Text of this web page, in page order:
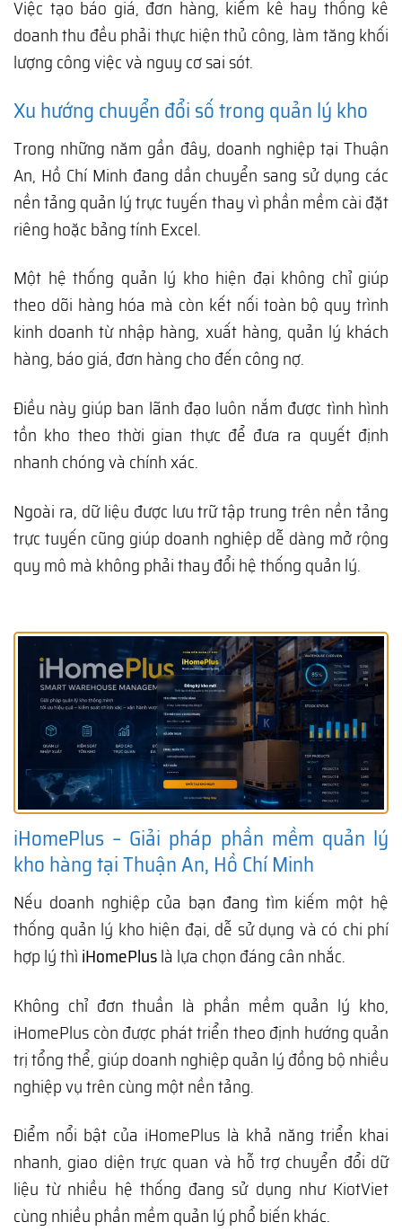
Việc tạo báo giá, đơn hàng, kiểm kê hay thống kê
doanh thu đều phải thực hiện thủ công, làm tăng khối
lượng công việc và nguy cơ sai sót.
Xu hướng chuyển đổi số trong quản lý kho
Trong những năm gần đây, doanh nghiệp tại Thuận
An, Hồ Chí Minh đang dần chuyển sang sử dụng các
nền tảng quản lý trực tuyến thay vì phần mềm cài đặt
riêng hoặc bảng tính Excel.
Một hệ thống quản lý kho hiện đại không chỉ giúp
theo dõi hàng hóa mà còn kết nối toàn bộ quy trình
kinh doanh từ nhập hàng, xuất hàng, quản lý khách
hàng, báo giá, đơn hàng cho đến công nợ.
Điều này giúp ban lãnh đạo luôn nắm được tình hình
tồn kho theo thời gian thực để đưa ra quyết định
nhanh chóng và chính xác.
Ngoài ra, dữ liệu được lưu trữ tập trung trên nền tảng
trực tuyến cũng giúp doanh nghiệp dễ dàng mở rộng
quy mô mà không phải thay đổi hệ thống quản lý.
iHomePlus – Giải pháp phần mềm quản lý
kho hàng tại Thuận An, Hồ Chí Minh
Nếu doanh nghiệp của bạn đang tìm kiếm một hệ
thống quản lý kho hiện đại, dễ sử dụng và có chi phí
hợp lý thì iHomePluslà lựa chọn đáng cân nhắc.
Không chỉ đơn thuần là phần mềm quản lý kho,
iHomePlus còn được phát triển theo định hướng quản
trị tổng thể, giúp doanh nghiệp quản lý đồng bộ nhiều
nghiệp vụ trên cùng một nền tảng.
Điểm nổi bật của iHomePlus là khả năng triển khai
nhanh, giao diện trực quan và hỗ trợ chuyển đổi dữ
liệu từ nhiều hệ thống đang sử dụng như KiotViet
cùng nhiều phần mềm quản lý phổ biến khác.